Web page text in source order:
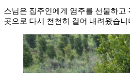
스님은 집주인에게 염주를 선물하고
곳으로 다시 천천히 걸어 내려왔습니